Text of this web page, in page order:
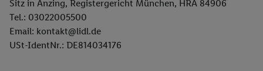
Sitz in Anzing, Registergericht München, HRA 84906
Tel.: 03022005500
Email: kontakt@lidl.de
USt-IdentNr.: DE814034176